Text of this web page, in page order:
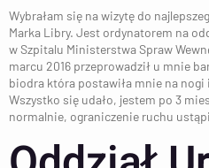
Wybrałam się na wizytę do
Marka Libry. Jest ordynatorem na
w Szpitalu Ministerstwa Spraw
marcu 2016 przeprowadził u mnie
biodra która postawiła mnie na
Wszystko się udało, jestem po 3
normalnie, ograniczenie ruchu